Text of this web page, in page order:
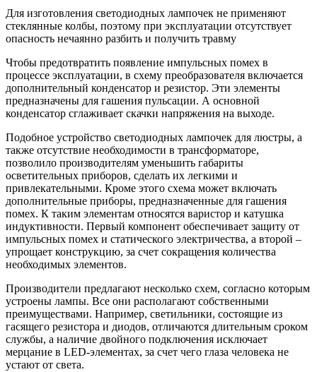
Для изготовления светодиодных лампочек не применяют
стеклянные колбы, поэтому при эксплуатации отсутствует
опасность нечаянно разбить и получить травму
Чтобы предотвратить появление импульсных помех в
процессе эксплуатации, в схему преобразователя включается
дополнительный конденсатор и резистор. Эти элементы
предназначены для гашения пульсации. А основной
конденсатор сглаживает скачки напряжения на выходе.
Подобное устройство светодиодных лампочек для люстры, а
также отсутствие необходимости в трансформаторе,
позволило производителям уменьшить габариты
осветительных приборов, сделать их легкими и
привлекательными. Кроме этого схема может включать
дополнительные приборы, предназначенные для гашения
помех. К таким элементам относятся варистор и катушка
индуктивности. Первый компонент обеспечивает защиту от
импульсных помех и статического электричества, а второй –
упрощает конструкцию, за счет сокращения количества
необходимых элементов.
Производители предлагают несколько схем, согласно которым
устроены лампы. Все они располагают собственными
преимуществами. Например, светильники, состоящие из
гасящего резистора и диодов, отличаются длительным сроком
службы, а наличие двойного подключения исключает
мерцание в LED-элементах, за счет чего глаза человека не
устают от света.